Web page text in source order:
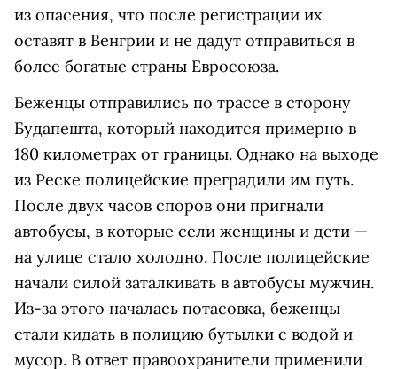
из опасения, что после регистрации их
оставят в Венгрии и не дадут отправиться в
более богатые страны Евросоюза.
Беженцы отправились по трассе в сторону
Будапешта, который находится примерно в
180 километрах от границы. Однако на выходе
из Реске полицейские преградили им путь.
После двух часов споров они пригнали
автобусы, в которые сели женщины и дети —
на улице стало холодно. После полицейские
начали силой заталкивать в автобусы мужчин.
Из-за этого началась потасовка, беженцы
стали кидать в полицию бутылки с водой и
мусор. В ответ правоохранители применили